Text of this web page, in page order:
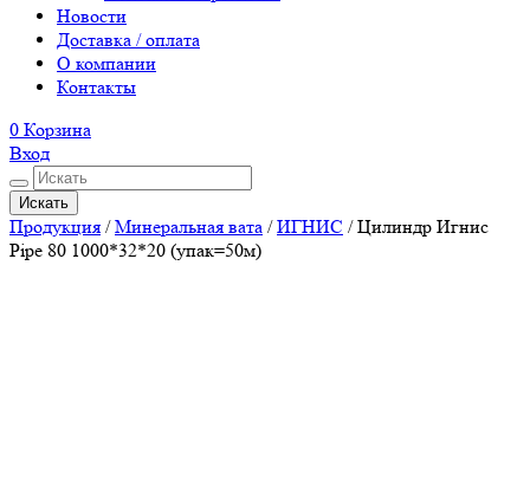
Новости
Доставка / оплата
О компании
Контакты
0 Корзина
Вход
Искать
Продукция /Минеральная вата /ИГНИС /Цилиндр Игнис
Pipe 80 1000*32*20 (упак=50м)